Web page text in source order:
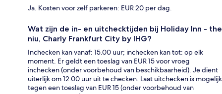
Ja. Kosten voor zelf parkeren: EUR 20 per dag.
Wat zijn de in- en uitchecktijden bij Holiday Inn - the
niu, Charly Frankfurt City by IHG?
Inchecken kan vanaf: 15.00 uur; inchecken kan tot: op elk
moment. Er geldt een toeslag van EUR 15 voor vroeg
inchecken (onder voorbehoud van beschikbaarheid). Je dient
uiterlijk om 12.00 uur uit te checken. Laat uitchecken is mogelijk
tegen een toeslag van EUR 15 (onder voorbehoud van